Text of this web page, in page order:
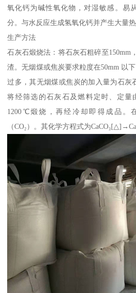
氧化钙为碱性氧化物，对湿敏感。易
分。与水反应生成氢氧化钙并产生大量热
生产方法
石灰石煅烧法：将石灰石粗碎至150mm
渣。无烟煤或焦炭要求粒度在50mm 以
过多，其无烟煤或焦炭的加入量为石灰
将经筛选的石灰石及燃料定时、定量
1200℃煅烧，再经冷却即得成品。
（CO₂）。其化学方程式为